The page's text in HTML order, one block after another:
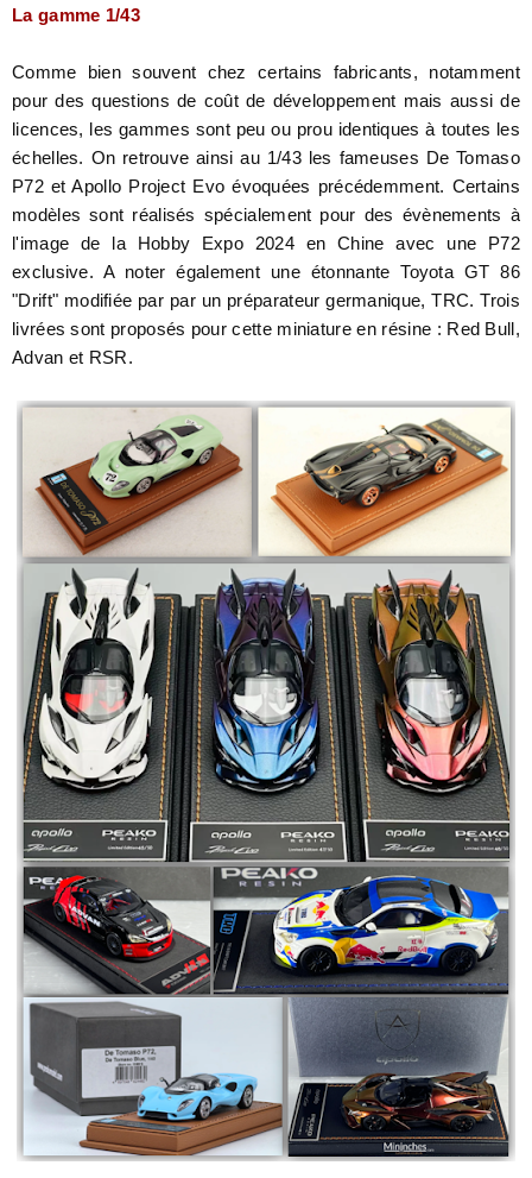
La gamme 1/43
Comme bien souvent chez certains fabricants, notamment
pour des questions de coût de développement mais aussi de
licences, les gammes sont peu ou prou identiques à toutes les
échelles. On retrouve ainsi au 1/43 les fameuses De Tomaso
P72 et Apollo Project Evo évoquées précédemment. Certains
modèles sont réalisés spécialement pour des évènements à
l'image de la Hobby Expo 2024 en Chine avec une P72
exclusive. A noter également une étonnante Toyota GT 86
"Drift" modifiée par par un préparateur germanique, TRC. Trois
livrées sont proposés pour cette miniature en résine : Red Bull,
Advan et RSR.